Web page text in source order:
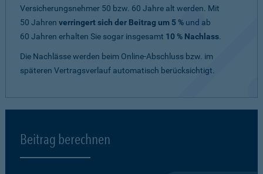
Versicherungsnehmer 50 bzw. 60 Jahre alt werden. Mit
50 Jahren verringert sich der Beitrag um 5 % und ab
60 Jahren erhalten Sie sogar insgesamt 10 % Nachlass.
Die Nachlässe werden beim Online-Abschluss bzw. im
späteren Vertragsverlauf automatisch berücksichtigt.
Beitrag berechnen